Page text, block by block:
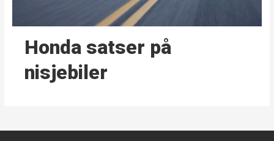
Honda satser på
nisjebiler